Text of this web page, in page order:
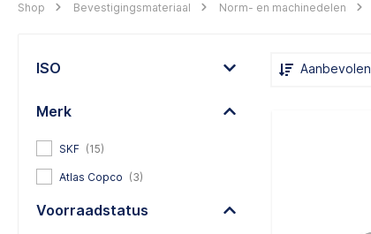
Shop Bevestigingsmateriaal Norm- en machinedelen
ISO
Merk
SKF (15)
Atlas Copco (3)
Voorraadstatus
Aanbevolen